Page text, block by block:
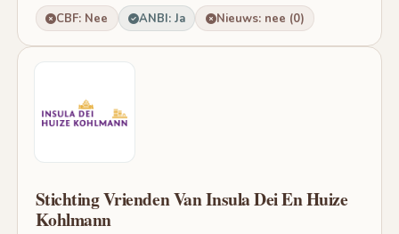
CBF: Nee ANBI: Ja Nieuws: nee (0)
Stichting Vrienden Van Insula Dei En Huize
Kohlmann